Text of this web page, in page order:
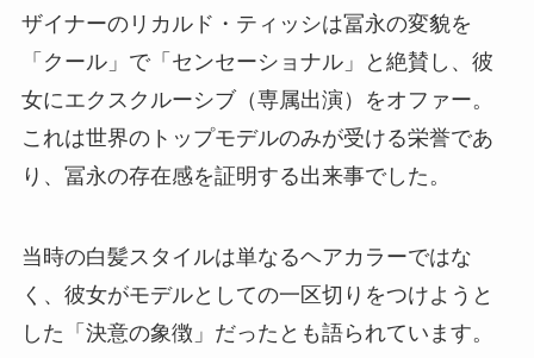
ザイナーのリカルド・ティッシは冨永の変貌を
「クール」で「センセーショナル」と絶賛し、彼
女にエクスクルーシブ（専属出演）をオファー。
これは世界のトップモデルのみが受ける栄誉であ
り、冨永の存在感を証明する出来事でした。
当時の白髪スタイルは単なるヘアカラーではな
く、彼女がモデルとしての一区切りをつけようと
した「決意の象徴」だったとも語られています。